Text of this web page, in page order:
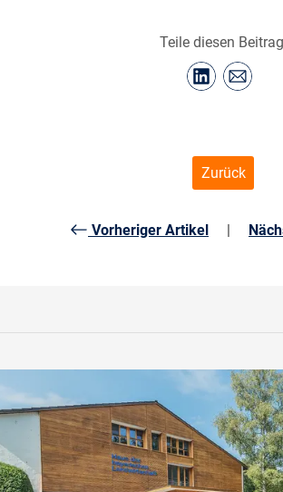
Teile diesen
Zurück
Vorheriger Artikel |